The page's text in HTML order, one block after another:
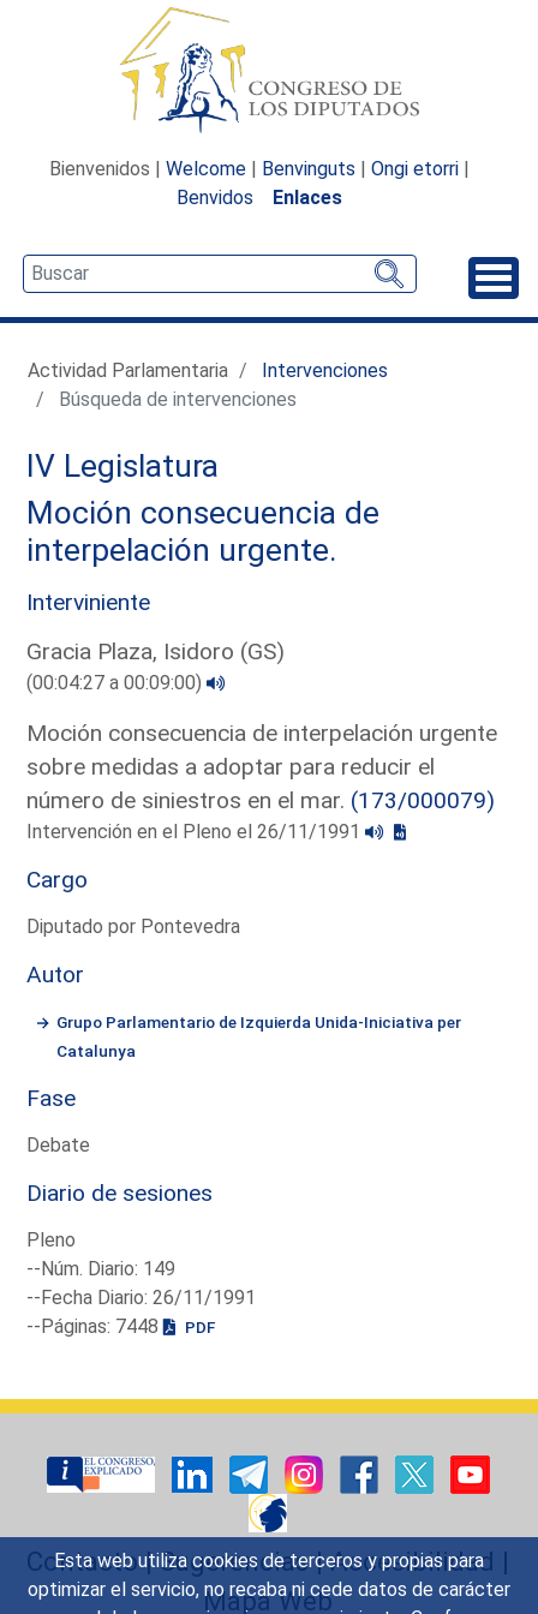
Esta web utiliza cookies de terceros y propias para
optimizar el servicio, no recaba ni cede datos de carácter
Bienvenidos | Welcome | Benvinguts | Ongi etorri |
Benvidos
Enlaces
Actividad Parlamentaria
Intervenciones
Búsqueda de intervenciones
IV Legislatura
Moción consecuencia de
interpelación urgente.
Interviniente
Gracia Plaza, Isidoro (GS)
(00:04:27 a 00:09:00)
Moción consecuencia de interpelación urgente
sobre medidas a adoptar para reducir el
número de siniestros en el mar. (173/000079)
Intervención en el Pleno el 26/11/1991
Cargo
Diputado por Pontevedra
Autor
Grupo Parlamentario de Izquierda Unida-Iniciativa per
Catalunya
Fase
Debate
Diario de sesiones
Pleno
--Núm. Diario: 149
--Fecha Diario: 26/11/1991
--Páginas: 7448
PDF
Contacto|Sugerencias|Accesibilidad |
Mapa Web